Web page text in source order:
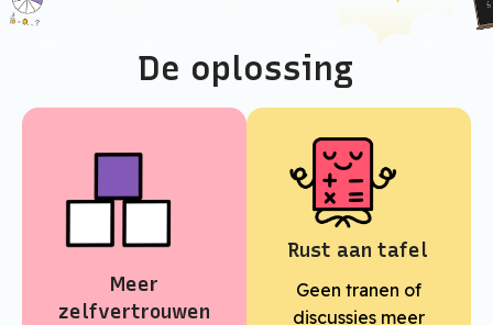
De oplossing
Meer
zelfvertrouwen
Rust aan tafel
Geen tranen of
discussies meer